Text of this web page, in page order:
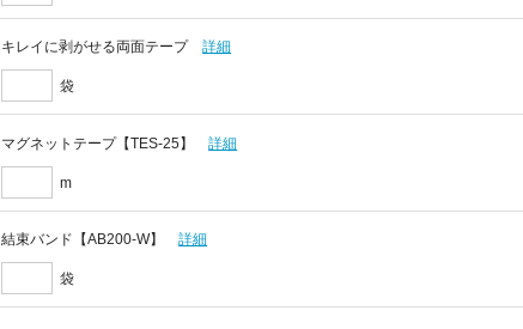
キレイに剥がせる両面テープ 詳細
袋
マグネットテープ【TES-25】 詳細
m
結束バンド【AB200-W】 詳細
袋